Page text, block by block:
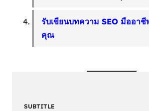
รับเขียนบทความ SEO มืออาชี
คุณ
SUBTITLE